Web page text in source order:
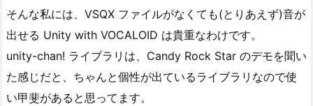
そんな私には、VSQX ファイルがなくても(とりあえず)音が
出せる Unity with VOCALOID は貴重なわけです。
unity-chan! ライブラリは、Candy Rock Star のデモを聞い
た感じだと、ちゃんと個性が出ているライブラリなので使
い甲斐があると思ってます。